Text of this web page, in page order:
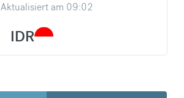
Aktualisiert am 09:02
IDR